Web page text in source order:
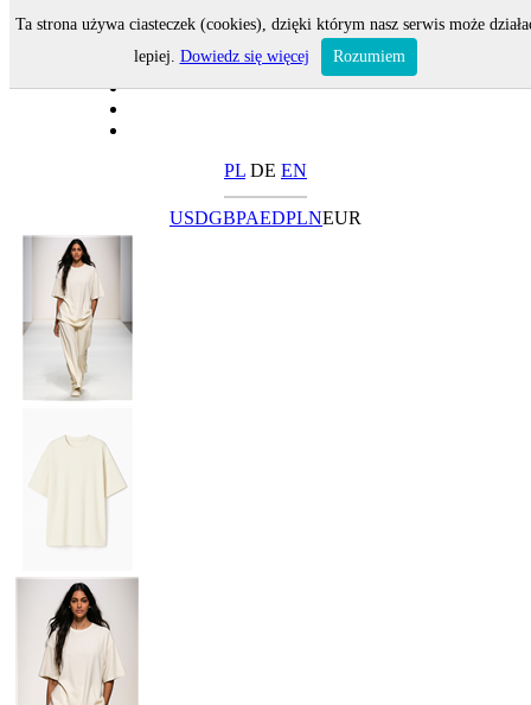
PL DE EN
USDGBPAEDPLNEUR
Ta strona używa ciasteczek (cookies), dzięki którym nasz serwis może
lepiej. Dowiedz się więcej Rozumiem